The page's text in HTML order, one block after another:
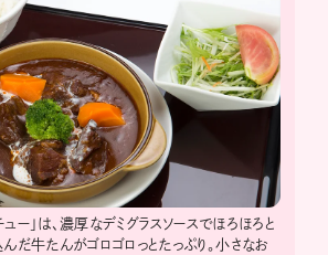
ュー」は、濃厚なデミグラスソースでほろほろと
んだ牛たんがゴロゴロっとたっぷり。小さなお